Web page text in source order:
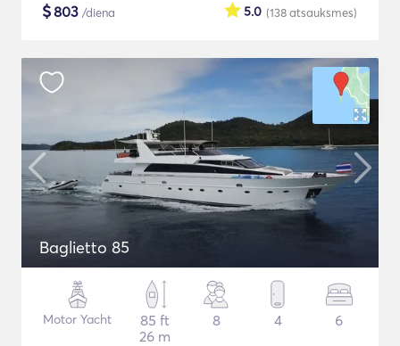
$803 /diena (138atsauksmes)
5.0
Baglietto 85
Motor Yacht
85 ft
26 m
8 4 6